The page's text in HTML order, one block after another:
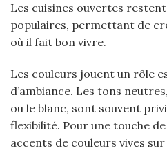
Les cuisines ouvertes
populaires, permettant de
où il fait bon vivre.
Les couleurs jouent un rôle
d’ambiance. Les tons
ou le blanc, sont souvent
flexibilité. Pour une touche
accents de couleurs vives